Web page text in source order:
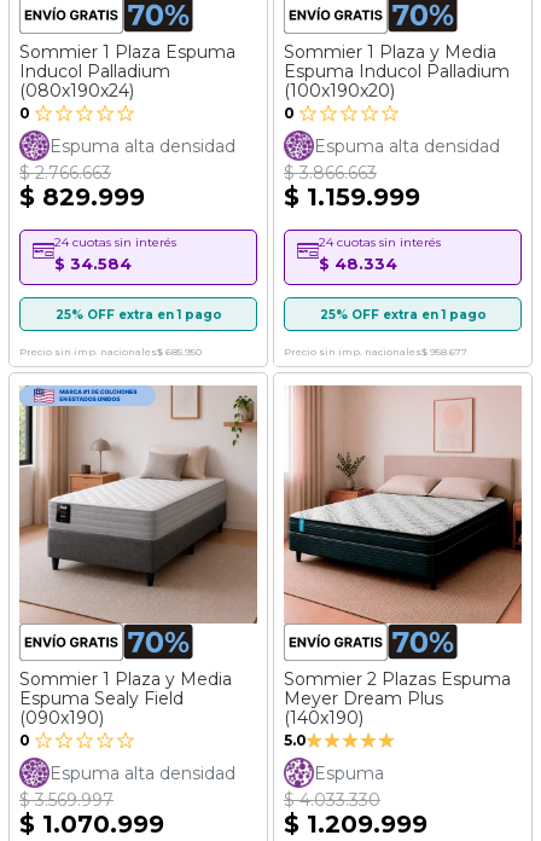
Sommier 1 Plaza Espuma
Inducol Palladium
(080x190x24)
0
Espuma alta densidad
$ 2.766.663
$ 829.999
24 cuotas sin interés
$ 34.584
25% OFF extra en 1 pago
Precio sin imp. nacionales$ 685.950
Sommier 1 Plaza y Media
Espuma Inducol Palladium
(100x190x20)
0
Espuma alta densidad
$ 3.866.663
$ 1.159.999
24 cuotas sin interés
$ 48.334
25% OFF extra en 1 pago
Precio sin imp. nacionales$ 958.677
Sommier 1 Plaza y Media
Espuma Sealy Field
(090x190)
0
Espuma alta densidad
$ 3.569.997
$ 1.070.999
Sommier 2 Plazas Espuma
Meyer Dream Plus
(140x190)
5.0Valoración:
100%
Espuma
$ 4.033.330
$ 1.209.999